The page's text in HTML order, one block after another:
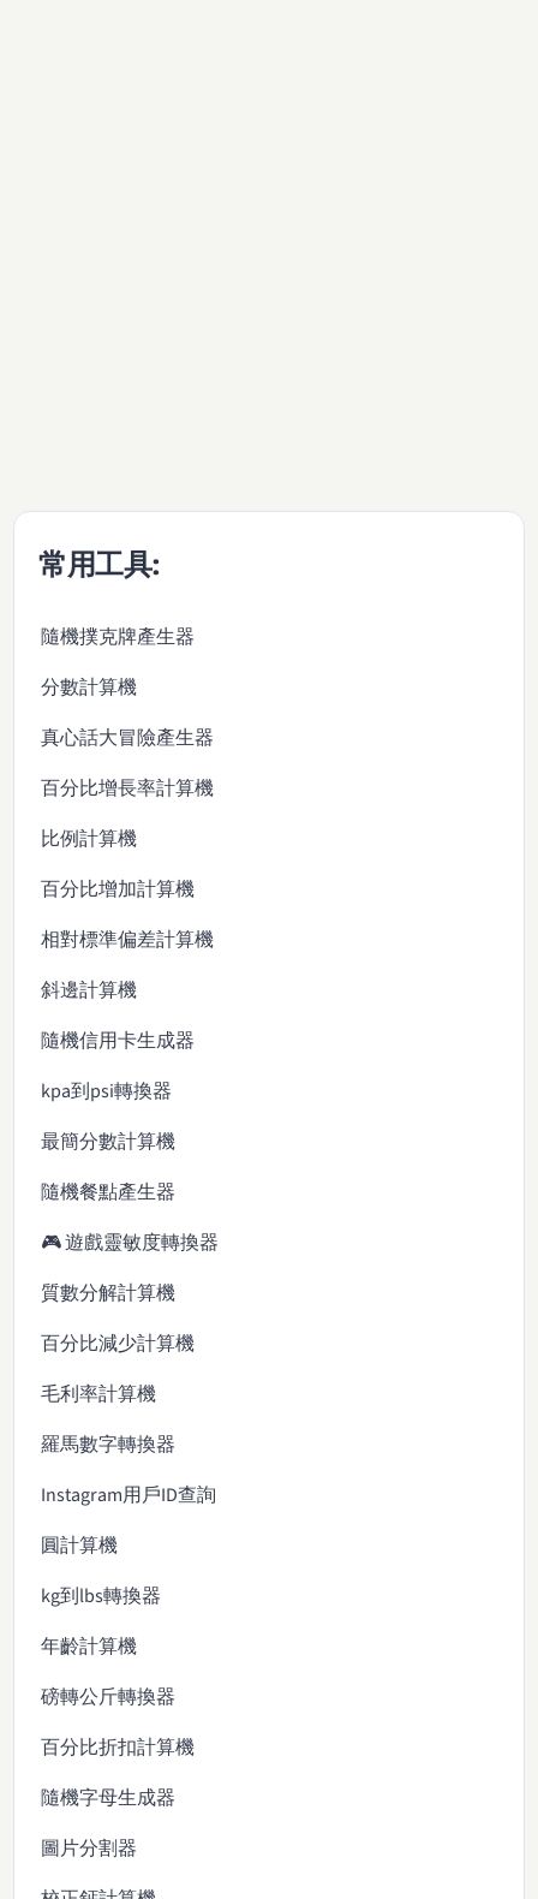
常用工具:
隨機撲克牌產生器
分數計算機
真心話大冒險產生器
百分比增長率計算機
比例計算機
百分比增加計算機
相對標準偏差計算機
斜邊計算機
隨機信用卡生成器
kpa到psi轉換器
最簡分數計算機
隨機餐點產生器
🎮 遊戲靈敏度轉換器
質數分解計算機
百分比減少計算機
毛利率計算機
羅馬數字轉換器
Instagram用戶ID查詢
圓計算機
kg到lbs轉換器
年齡計算機
磅轉公斤轉換器
百分比折扣計算機
隨機字母生成器
圖片分割器